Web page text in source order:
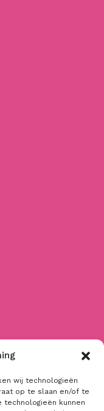
wij technologieën
op te slaan en/of te
kunnen